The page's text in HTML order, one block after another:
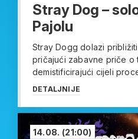
Stray Dog –
Pajolu
Stray Dogg dolazi
pričajući zabavne priče o
demistificirajući cijeli
DETALJNIJE
14.08. (21:00)